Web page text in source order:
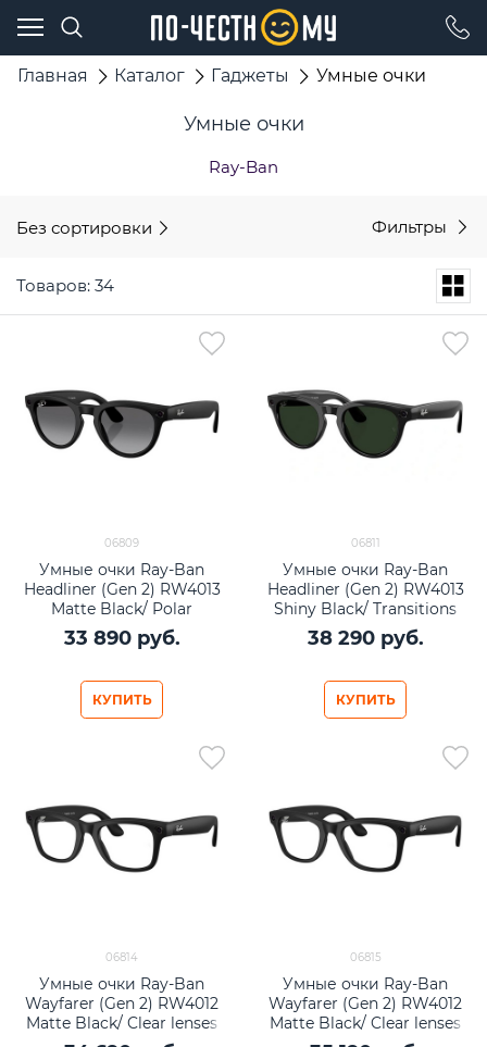
Главная Каталог Гаджеты Умные очки
Умные очки
Ray-Ban
Без сортировки Фильтры
Товаров: 34
06809
Умные очки Ray-Ban
Headliner (Gen 2) RW4013
Matte Black/ Polar
Graphite lenses Size M
33 890 руб.
КУПИТЬ
06811
Умные очки Ray-Ban
Headliner (Gen 2) RW4013
Shiny Black/ Transitions
Graphite Green lenses Size
M
38 290 руб.
КУПИТЬ
06814
Умные очки Ray-Ban
Wayfarer (Gen 2) RW4012
Matte Black/ Clear lenses
Size L
06815
Умные очки Ray-Ban
Wayfarer (Gen 2) RW4012
Matte Black/ Clear lenses
Size M